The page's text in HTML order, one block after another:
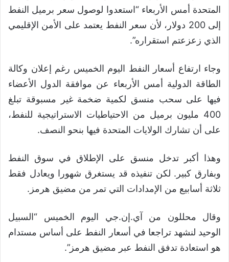
المتحدة أمس الأربعاء “استعدوا لوصول سعر برميل النفط
إلى 200 دولار، لأن سعر النفط يعتمد على الأمن الإقليمي
الذي زعزعتم استقراره”.
وجاء ارتفاع أسعار النفط اليوم الخميس رغم إعلان وكالة
الطاقة الدولية أمس الأربعاء عن موافقة الدول الأعضاء
فيها على سحب منسق لكمية ضخمة غير مسبوقة تبلغ
400 مليون برميل من الاحتياطيات الاستراتيجية للنفط،
على أن تشارك الولايات المتحدة فيها بنحو النصف.
وهذا أكبر تدخل منسق على الإطلاق في سوق النفط
وبفارق كبير. لكن تنفيذه قد يستغرق شهورا ويعادل فقط
ثلاثة أسابيع من الإمدادات التي تمر من مضيق هرمز.
وقال محللون من آي.إن.جي اليوم الخميس “السبيل
الوحيد لنشهد تراجعا في أسعار النفط على أساس مستدام
هو استعادة تدفق النفط عبر مضيق هرمز”.